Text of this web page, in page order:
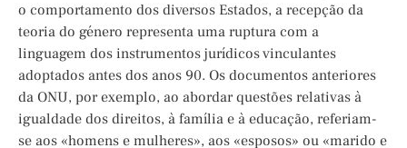
o comportamento dos diversos Estados, a recepção da
teoria do género representa uma ruptura com a
linguagem dos instrumentos jurídicos vinculantes
adoptados antes dos anos 90. Os documentos anteriores
da ONU, por exemplo, ao abordar questões relativas à
igualdade dos direitos, à família e à educação, referiam-
se aos «homens e mulheres», aos «esposos» ou «marido e